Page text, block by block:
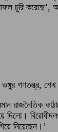
চুরি
ভঙ্গুর গণতন্ত্র,
রাজনৈতিক
দিলো।
নিয়েছেন।’